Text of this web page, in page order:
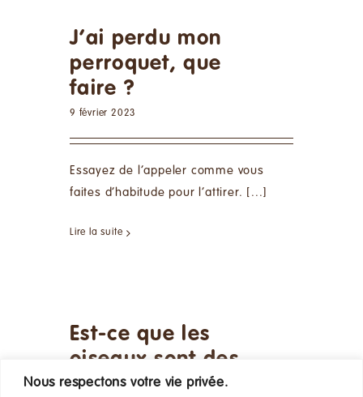
Nous respectons votre vie privée.
J’ai perdu mon
perroquet, que
faire ?
9 février 2023
Essayez de l’appeler comme vous
faites d’habitude pour l’attirer. [...]
Lire la suite
Est-ce que les
oiseaux sont des
animaux bruyants ?